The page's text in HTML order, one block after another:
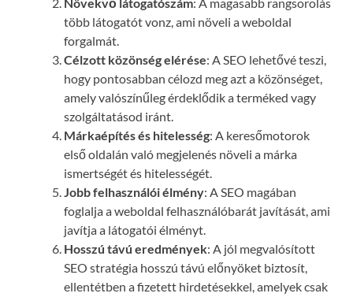
Növekvő látogatószám: A magasabb rangsorolás
több látogatót vonz, ami növeli a weboldal
forgalmát.
Célzott közönség elérése: A SEO lehetővé teszi,
hogy pontosabban célozd meg azt a közönséget,
amely valószínűleg érdeklődik a terméked vagy
szolgáltatásod iránt.
Márkaépítés és hitelesség: A keresőmotorok
első oldalán való megjelenés növeli a márka
ismertségét és hitelességét.
Jobb felhasználói élmény: A SEO magában
foglalja a weboldal felhasználóbarát javítását, ami
javítja a látogatói élményt.
Hosszú távú eredmények: A jól megvalósított
SEO stratégia hosszú távú előnyöket biztosít,
ellentétben a fizetett hirdetésekkel, amelyek csak